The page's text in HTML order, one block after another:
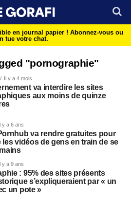
en journal papier ! Abonnez-vous ou
tue votre chat.
"pornographie"
Il y a 4 mois
va interdire les sites
aux moins de quinze
y a 6 ans
va rendre gratuites pour
les vidéos de gens en train de se
y a 9 ans
: 95% des sites présents
s’expliqueraient par « un
un pote »